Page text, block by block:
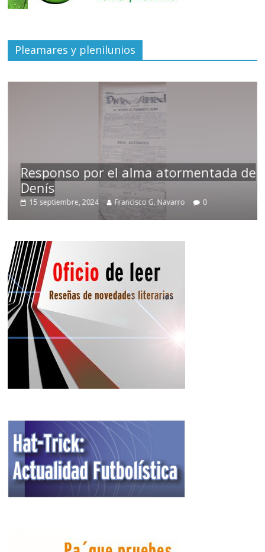
Pleamares y plenilunios
Responso por el alma atormentada de
Denís
15 septiembre, 2024 Francisco G. Navarro 0